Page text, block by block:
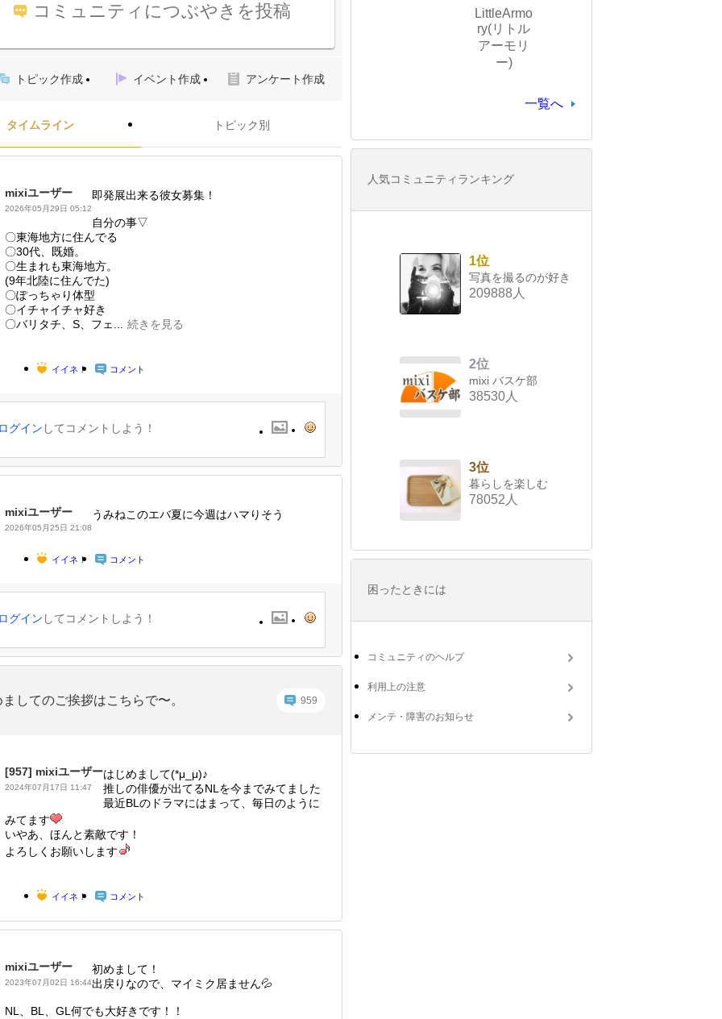
コミュニティにつぶやきを投稿
トピック作成 イベント作成 アンケート作成
タイムライン トピック別
mixiユーザー
2026年05月29日 05:12
即発展出来る彼女募集！
自分の事▽
〇東海地方に住んでる
〇30代、既婚。
〇生まれも東海地方。
(9年北陸に住んでた)
〇ぽっちゃり体型
〇イチャイチャ好き
〇バリタチ、S、フェ...
続きを見る
イイネ！ コメント
グイン してコメントしよう！
mixiユーザー
2026年05月25日 21:08
うみねこのエバ夏に今週はハマりそう
イイネ！ コメント
グイン してコメントしよう！
してのご挨拶はこちらで〜。 959
[957] mixiユーザー
2024年07月17日 11:47
はじめまして(*μ_μ)♪
推しの俳優が出てるNLを今までみてました
最近BLのドラマにはまって、毎日のように
みてます
いやあ、ほんと素敵です！
よろしくお願いします
イイネ！ コメント
mixiユーザー
2023年07月02日 16:44
初めまして！
出戻りなので、マイミク居ません💦
NL、BL、GL何でも大好きです！！
LittleArmo
ry(リトル
アーモリ
ー)
一覧へ
人気コミュニティランキング
1位
写真を撮るのが好き
209888人
2位
mixi バスケ部
38530人
3位
暮らしを楽しむ
78052人
困ったときには
コミュニティのヘルプ
利用上の注意
メンテ・障害のお知らせ